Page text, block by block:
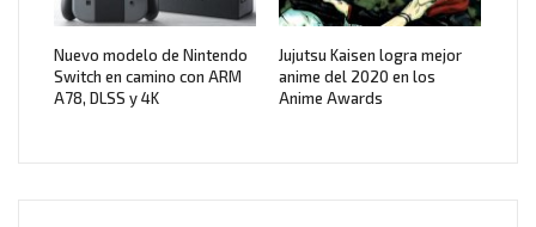
Nuevo modelo de Nintendo
Switch en camino con ARM
A78, DLSS y 4K
Jujutsu Kaisen logra mejor
anime del 2020 en los
Anime Awards